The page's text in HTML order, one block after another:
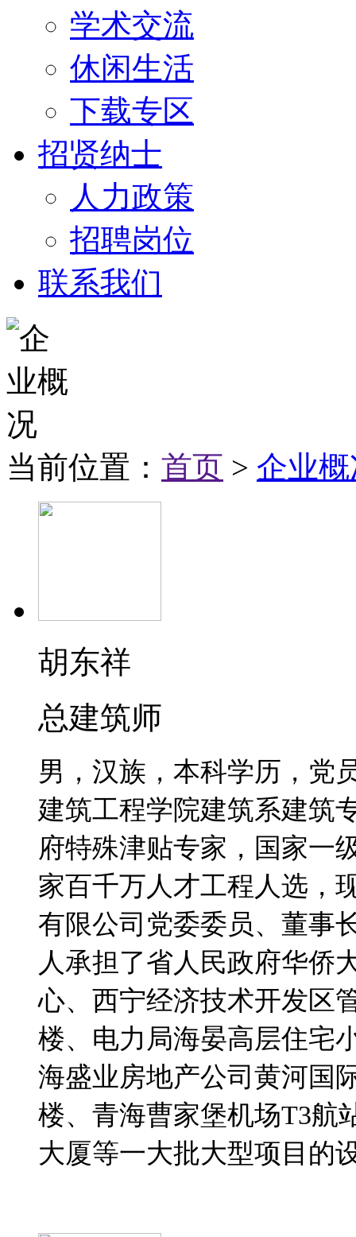
学术交流
休闲生活
下载专区
招贤纳士
人力政策
招聘岗位
联系我们
当前位置： 首页 > 企业
胡东祥
总建筑师
男，汉族，本科学历，党
建筑工程学院建筑系建筑
府特殊津贴专家，国家一
家百千万人才工程人选，
有限公司党委委员、董事
人承担了省人民政府华侨
心、西宁经济技术开发区
楼、电力局海晏高层住宅
海盛业房地产公司黄河国
楼、青海曹家堡机场T3航
大厦等一大批大型项目的